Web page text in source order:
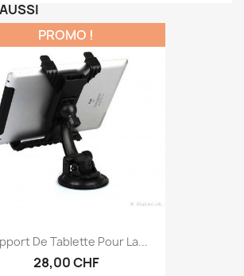
De Tablette Pour La...
28,00 CHF
PROMO !